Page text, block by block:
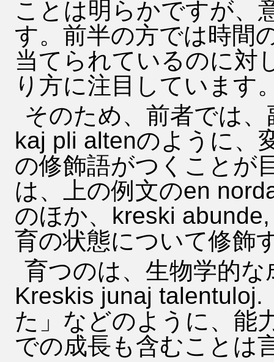
ことは明らかですが、
す。前半の方では時間
当てられているのに対
り方に注目しています
そのため、前者では
kaj pli altenのように、
の修飾語がつくことが
は、上の例文のen
のほか、kreski
育の状態について修飾
育つのは、生物学的
Kreskis junaj
た」などのように、能
での成長も含むことは